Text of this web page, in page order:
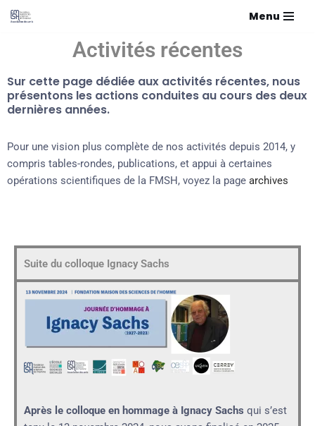
Menu
Activités récentes
Sur cette page dédiée aux activités récentes, nous
présentons les actions conduites au cours des deux
dernières années.
Pour une vision plus complète de nos activités depuis 2014, y
compris tables-rondes, publications, et appui à certaines
opérations scientifiques de la FMSH, voyez la page archives
Suite du colloque Ignacy Sachs
Après le colloque en hommage à Ignacy Sachs qui s’est